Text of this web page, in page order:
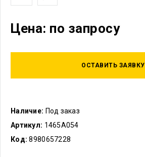
Наличие: Под заказ
Артикул: 1465A054
Код: 8980657228
Цена: по запросу
ОСТАВИТЬ ЗАЯВКУ